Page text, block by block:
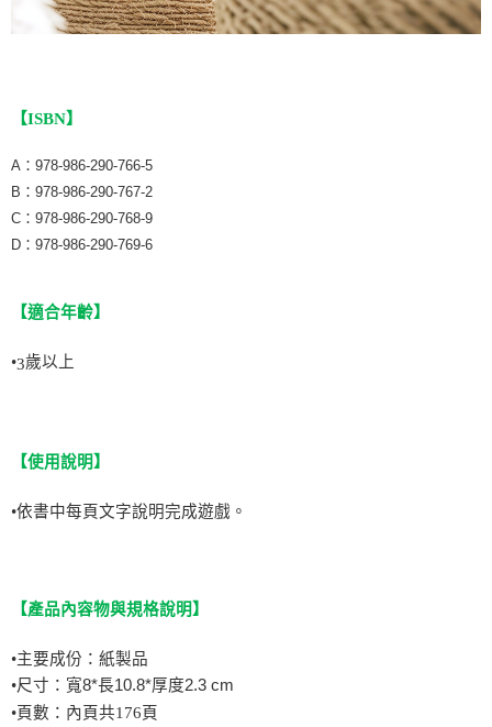
【ISBN】
A：978-986-290-766-5
B：978-986-290-767-2
C：978-986-290-768-9
D：978-986-290-769-6
【適合年齡】
•3歲以上
【使用說明 】
•依書中每頁文字說明完成遊戲。
【產品內容物與規格說明 】
•主要成份：紙製品
•尺寸： 寬8*長10.8*厚度2.3 cm
•頁數：內頁共176頁